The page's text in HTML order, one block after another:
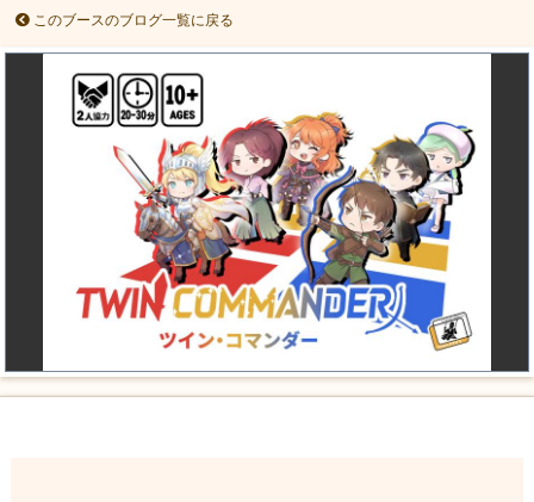
このブースのブログ一覧に戻る